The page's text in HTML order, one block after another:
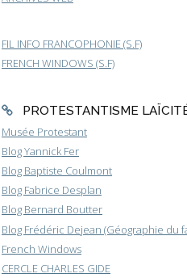
FIL INFO FRANCOPHONIE (S.F)
FRENCH WINDOWS (S.F)
PROTESTANTISME
Musée Protestant
Blog Yannick Fer
Blog Baptiste Coulmont
Blog Fabrice Desplan
Blog Bernard Boutter
Blog Frédéric Dejean (Géographie du
French Windows
CERCLE CHARLES GIDE